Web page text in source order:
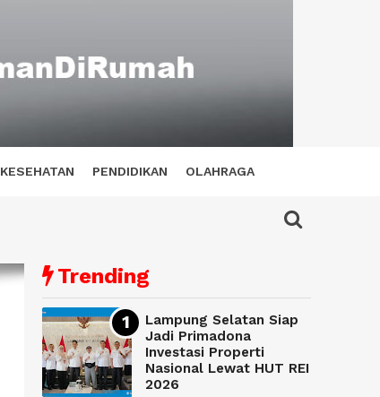
KESEHATAN PENDIDIKAN OLAHRAGA
Trending
Lampung Selatan Siap
Jadi Primadona
Investasi Properti
Nasional Lewat HUT REI
2026